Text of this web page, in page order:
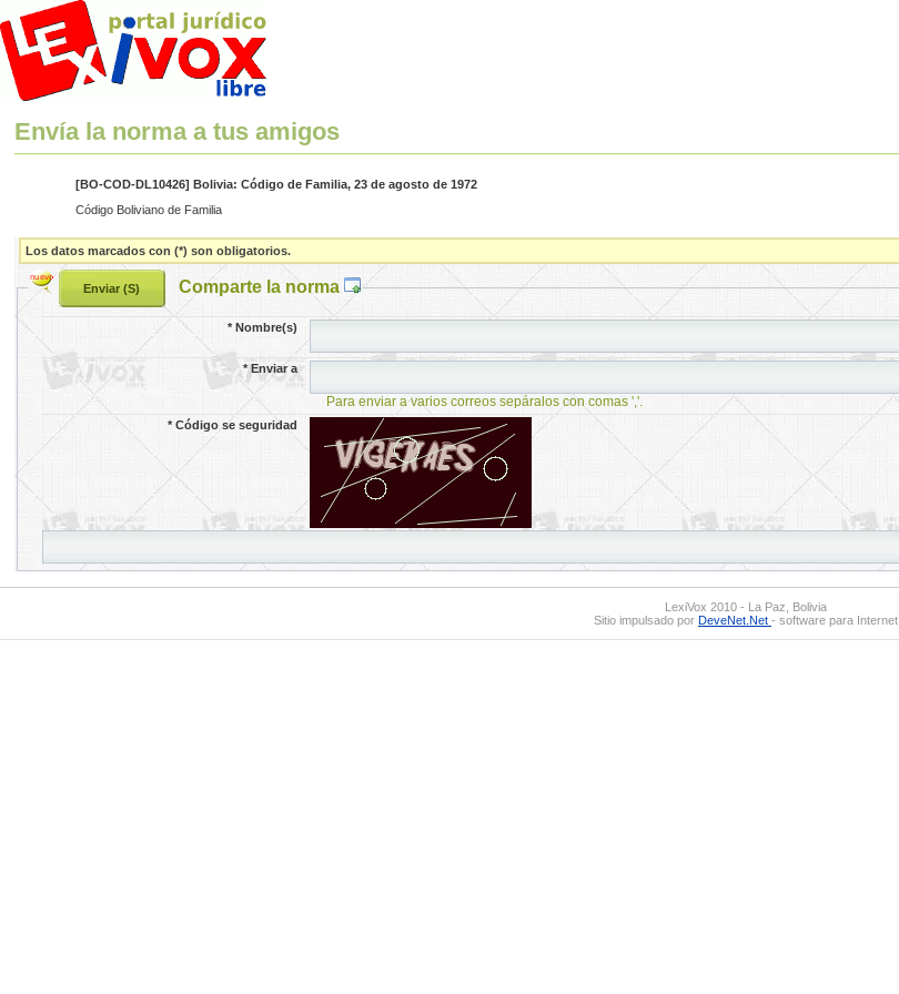
Envía la norma a tus amigos
[BO-COD-DL10426] Bolivia: Código de Familia, 23 de agosto de 1972
Código Boliviano de Familia
Los datos marcados con (*) son obligatorios.
Comparte la norma
*Nombre(s)
*Enviar a
Para enviar a varios correos sepáralos con comas ','.
*Código se seguridad
LexiVox 2010 - La Paz, Bolivia
Sitio impulsado por DeveNet.Net - software para Internet